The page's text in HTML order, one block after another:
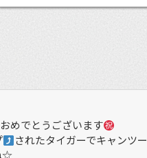
めでとうございます
されたタイガーでキャンツー
☆